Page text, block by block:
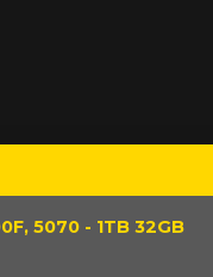
5070 - 1TB 32GB